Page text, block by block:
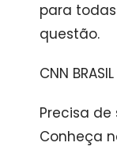
para
questão.
CNN BRASIL
Precisa
Conheça